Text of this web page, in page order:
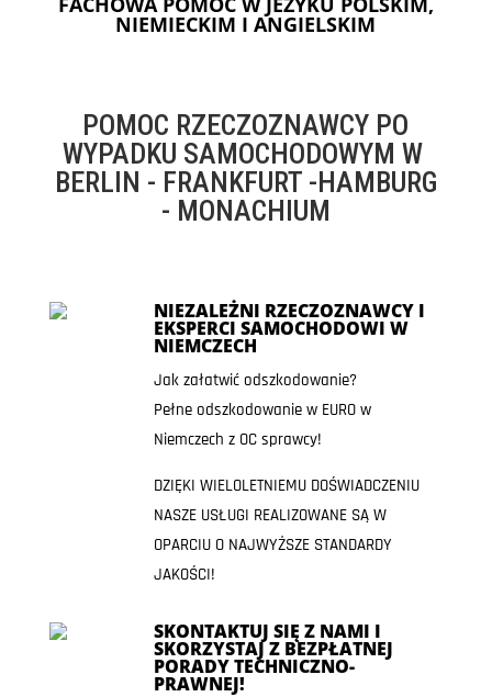
NIEMIECKIM I ANGIELSKIM
POMOC RZECZOZNAWCY PO
WYPADKU SAMOCHODOWYM W
BERLIN - FRANKFURT -HAMBURG
- MONACHIUM
NIEZALEŻNI RZECZOZNAWCY I
EKSPERCI SAMOCHODOWI W
NIEMCZECH
Jak załatwić odszkodowanie?
Pełne odszkodowanie w EURO w
Niemczech z OC sprawcy!
DZIĘKI WIELOLETNIEMU DOŚWIADCZENIU
NASZE USŁUGI REALIZOWANE SĄ W
OPARCIU O NAJWYŻSZE STANDARDY
JAKOŚCI!
SKONTAKTUJ SIĘ Z NAMI I
SKORZYSTAJ Z BEZPŁATNEJ
PORADY TECHNICZNO-
PRAWNEJ!